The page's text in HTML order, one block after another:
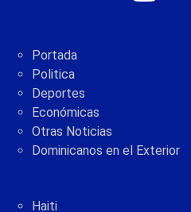
Portada
Politica
Deportes
Económicas
Otras Noticias
Dominicanos en el Exterior
Haiti